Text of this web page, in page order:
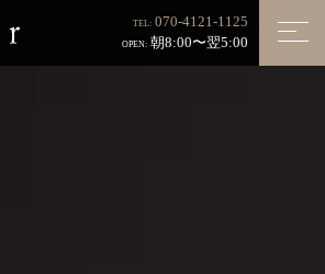
TEL: 070-4121-1125
OPEN: 朝8:00〜翌5:00